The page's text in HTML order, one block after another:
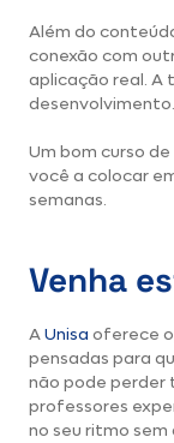
Além do
conexão com
aplicação real. A
desenvolvimento.
Um bom curso de
você a colocar
semanas.
Venha
AUnisa oferece
pensadas para
não pode perder
professores
no seu ritmo